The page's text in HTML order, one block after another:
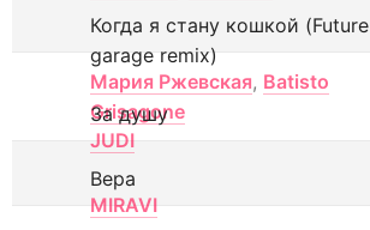
Когда я стану кошкой (Future
garage remix)
Мария Ржевская, Batisto
Grisagone
За душу
JUDI
Вера
MIRAVI